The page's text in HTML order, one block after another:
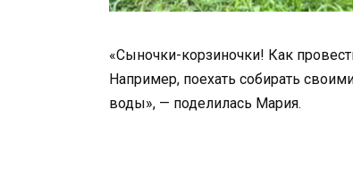
«Сыночки-корзиночки! Как
Например, поехать собирать
воды», — поделилась Мария.